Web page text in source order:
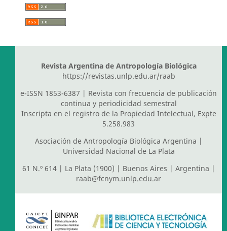
Revista Argentina de Antropología Biológica
https://revistas.unlp.edu.ar/raab
e-ISSN 1853-6387 | Revista con frecuencia de publicación
continua y periodicidad semestral
Inscripta en el registro de la Propiedad Intelectual, Expte
5.258.983
Asociación de Antropología Biológica Argentina |
Universidad Nacional de La Plata
61 N.º 614 | La Plata (1900) | Buenos Aires | Argentina |
raab@fcnym.unlp.edu.ar